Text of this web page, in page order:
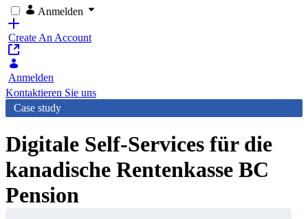
Anmelden
Create An Account
Anmelden
Kontaktieren Sie uns
Case study
Digitale Self-Services für die
kanadische Rentenkasse BC
Pension Corporation